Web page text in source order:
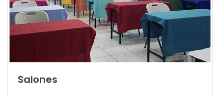
Salones